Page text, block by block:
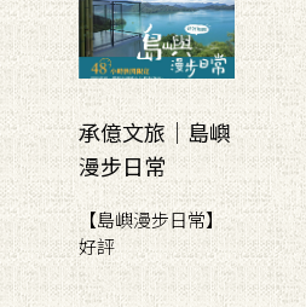
承億文旅｜島嶼
漫步日常
【島嶼漫步日常】
好評